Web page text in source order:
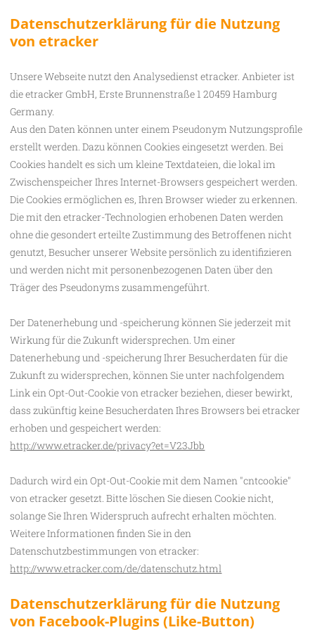
Datenschutzerklärung für die Nutzung
von etracker
Unsere Webseite nutzt den Analysedienst etracker. Anbieter ist
die etracker GmbH, Erste Brunnenstraße 1 20459 Hamburg
Germany.
Aus den Daten können unter einem Pseudonym Nutzungsprofile
erstellt werden. Dazu können Cookies eingesetzt werden. Bei
Cookies handelt es sich um kleine Textdateien, die lokal im
Zwischenspeicher Ihres Internet-Browsers gespeichert werden.
Die Cookies ermöglichen es, Ihren Browser wieder zu erkennen.
Die mit den etracker-Technologien erhobenen Daten werden
ohne die gesondert erteilte Zustimmung des Betroffenen nicht
genutzt, Besucher unserer Website persönlich zu identifizieren
und werden nicht mit personenbezogenen Daten über den
Träger des Pseudonyms zusammengeführt.
Der Datenerhebung und -speicherung können Sie jederzeit mit
Wirkung für die Zukunft widersprechen. Um einer
Datenerhebung und -speicherung Ihrer Besucherdaten für die
Zukunft zu widersprechen, können Sie unter nachfolgendem
Link ein Opt-Out-Cookie von etracker beziehen, dieser bewirkt,
dass zukünftig keine Besucherdaten Ihres Browsers bei etracker
erhoben und gespeichert werden:
http://www.etracker.de/privacy?et=V23Jbb
Dadurch wird ein Opt-Out-Cookie mit dem Namen "cntcookie"
von etracker gesetzt. Bitte löschen Sie diesen Cookie nicht,
solange Sie Ihren Widerspruch aufrecht erhalten möchten.
Weitere Informationen finden Sie in den
Datenschutzbestimmungen von etracker:
http://www.etracker.com/de/datenschutz.html
Datenschutzerklärung für die Nutzung
von Facebook-Plugins (Like-Button)